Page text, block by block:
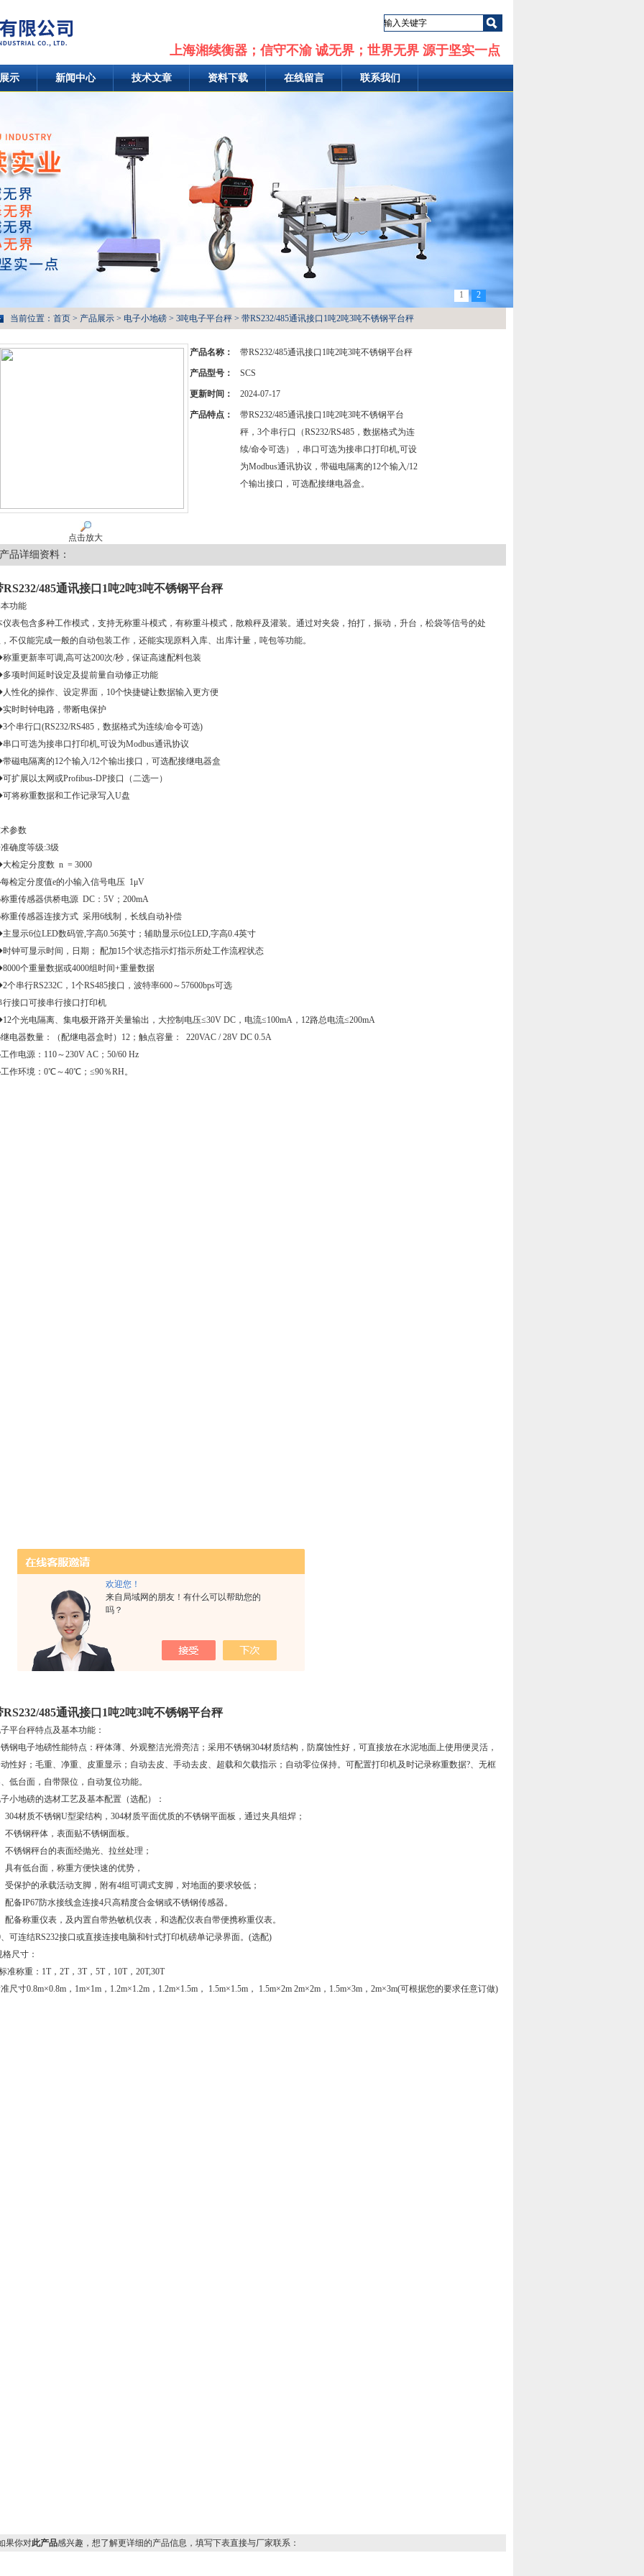
欢迎您！
来自局域网的朋友！有什么可以帮助您的
吗？
上海湘续衡器；信守不渝 诚无界；世界无界 源于坚实一点
示 新闻中心 技术文章 资料下载 在线留言 联系我们
1 2
当前位置： 首页 > 产品展示 > 电子小地磅 > 3吨电子平台秤 > 带RS232/485通讯接口1吨2吨3吨不锈钢平台秤
点击放大
产品名称： 带RS232/485通讯接口1吨2吨3吨不锈钢平台秤
产品型号： SCS
更新时间： 2024-07-17
产品特点：
带RS232/485通讯接口1吨2吨3吨不锈钢平台
秤，3个串行口（RS232/RS485，数据格式为连
续/命令可选），串口可选为接串口打印机,可设
为Modbus通讯协议，带磁电隔离的12个输入/12
个输出接口，可选配接继电器盒。
产品详细资料：
RS232/485通讯接口1吨2吨3吨不锈钢平台秤
功能
表包含多种工作模式，支持无称重斗模式，有称重斗模式，散粮秤及灌装。通过对夹袋，拍打，振动，升台，松袋等信号的处
不仅能完成一般的自动包装工作，还能实现原料入库、出库计量，吨包等功能。
重更新率可调,高可达200次/秒，保证高速配料包装
项时间延时设定及提前量自动修正功能
性化的操作、设定界面，10个快捷键让数据输入更方便
时时钟电路，带断电保护
个串行口(RS232/RS485，数据格式为连续/命令可选)
口可选为接串口打印机,可设为Modbus通讯协议
磁电隔离的12个输入/12个输出接口，可选配接继电器盒
扩展以太网或Profibus-DP接口（二选一）
将称重数据和工作记录写入U盘
参数
确度等级:3级
检定分度数 n = 3000
检定分度值e的小输入信号电压 1μV
重传感器供桥电源 DC：5V；200mA
重传感器连接方式 采用6线制，长线自动补偿
显示6位LED数码管,字高0.56英寸；辅助显示6位LED,字高0.4英寸
钟可显示时间，日期； 配加15个状态指示灯指示所处工作流程状态
个重量数据或4000组时间+重量数据
串行RS232C，1个RS485接口，波特率600～57600bps可选
接口可接串行接口打印机
个光电隔离、集电极开路开关量输出，大控制电压≤30V DC，电流≤100mA，12路总电流≤200mA
电器数量：（配继电器盒时）12；触点容量： 220VAC / 28V DC 0.5A
作电源：110～230V AC；50/60 Hz
作环境：0℃～40℃；≤90％RH。
RS232/485通讯接口1吨2吨3吨不锈钢平台秤
平台秤特点及基本功能：
钢电子地磅性能特点：秤体薄、外观整洁光滑亮洁；采用不锈钢304材质结构，防腐蚀性好，可直接放在水泥地面上使用便灵活，
性好；毛重、净重、皮重显示；自动去皮、手动去皮、超载和欠载指示；自动零位保持。可配置打印机及时记录称重数据?、无框
低台面，自带限位，自动复位功能。
小地磅的选材工艺及基本配置（选配）：
304材质不锈钢U型梁结构，304材质平面优质的不锈钢平面板，通过夹具组焊；
不锈钢秤体，表面贴不锈钢面板。
不锈钢秤台的表面经抛光、拉丝处理；
具有低台面，称重方便快速的优势，
受保护的承载活动支脚，附有4组可调式支脚，对地面的要求较低；
配备IP67防水接线盒连接4只高精度合金钢或不锈钢传感器。
配备称重仪表，及内置自带热敏机仪表，和选配仪表自带便携称重仪表。
、可连结RS232接口或直接连接电脑和针式打印机磅单记录界面。(选配)
尺寸：
准称重：1T，2T，3T，5T，10T，20T,30T
尺寸0.8m×0.8m，1m×1m，1.2m×1.2m，1.2m×1.5m， 1.5m×1.5m， 1.5m×2m 2m×2m，1.5m×3m，2m×3m(可根据您的要求任意订做)
你对此产品感兴趣，想了解更详细的产品信息，填写下表直接与厂家联系：